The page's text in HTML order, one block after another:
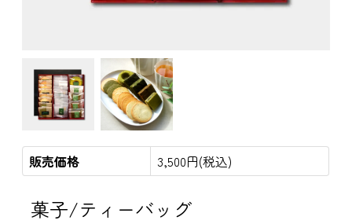
販売価格 3,500円(税込)
菓子/ティーバッグ